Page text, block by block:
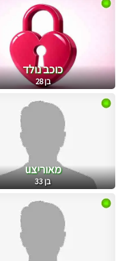
כוכב נולד
בן 28
מאוריצu
בן 33